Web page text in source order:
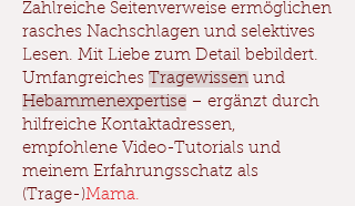
Zahlreiche Seitenverweise ermöglichen
rasches Nachschlagen und selektives
Lesen. Mit Liebe zum Detail bebildert.
Umfangreiches Tragewissen und
Hebammenexpertise – ergänzt durch
hilfreiche Kontaktadressen,
empfohlene Video-Tutorials und
meinem Erfahrungsschatz als
(Trage-)Mama.